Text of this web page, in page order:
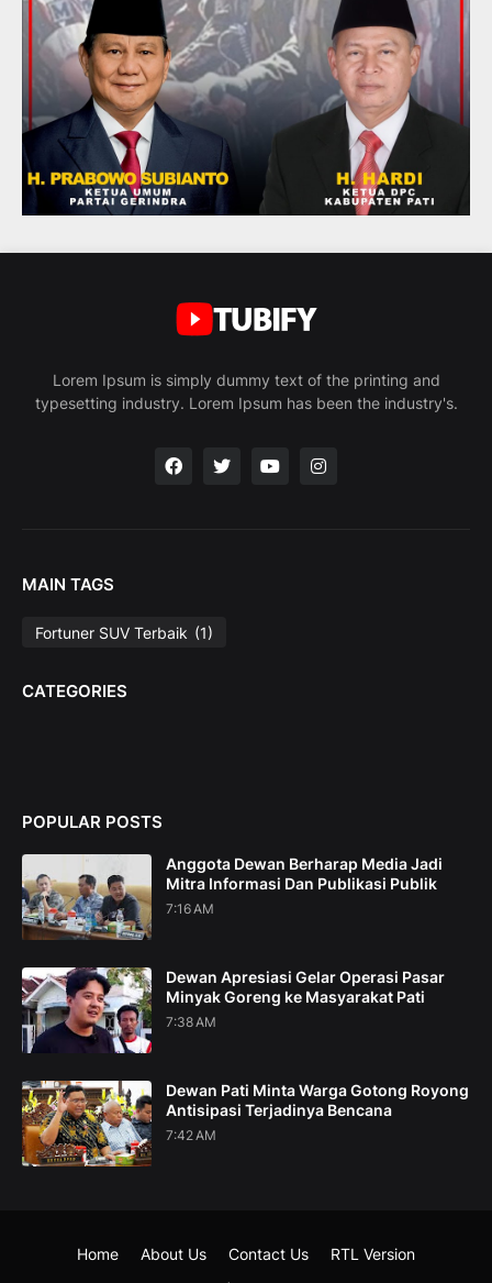
Lorem Ipsum is simply dummy text of the printing and
typesetting industry. Lorem Ipsum has been the industry's.
MAIN TAGS
Fortuner SUV Terbaik (1)
CATEGORIES
POPULAR POSTS
Anggota Dewan Berharap Media Jadi
Mitra Informasi Dan Publikasi Publik
7:16 AM
Dewan Apresiasi Gelar Operasi Pasar
Minyak Goreng ke Masyarakat Pati
7:38 AM
Dewan Pati Minta Warga Gotong Royong
Antisipasi Terjadinya Bencana
7:42 AM
Home About Us Contact Us RTL Version